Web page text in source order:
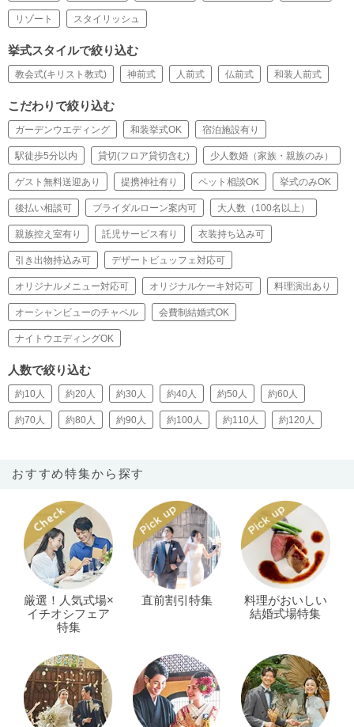
リゾート スタイリッシュ
挙式スタイルで絞り込む
教会式(キリスト教式) 神前式 人前式 仏前式 和装人前式
こだわりで絞り込む
ガーデンウエディング 和装挙式OK 宿泊施設有り
駅徒歩5分以内 貸切(フロア貸切含む) 少人数婚（家族・親族のみ）
ゲスト無料送迎あり 提携神社有り ペット相談OK 挙式のみOK
後払い相談可 ブライダルローン案内可 大人数（100名以上）
親族控え室有り 託児サービス有り 衣装持ち込み可
引き出物持込み可 デザートビュッフェ対応可
オリジナルメニュー対応可 オリジナルケーキ対応可 料理演出あり
オーシャンビューのチャペル 会費制結婚式OK
ナイトウエディングOK
人数で絞り込む
約10人 約20人 約30人 約40人 約50人 約60人
約70人 約80人 約90人 約100人 約110人 約120人
おすすめ特集から探す
厳選！人気式場×
イチオシフェア
特集
直前割引特集
料理がおいしい
結婚式場特集